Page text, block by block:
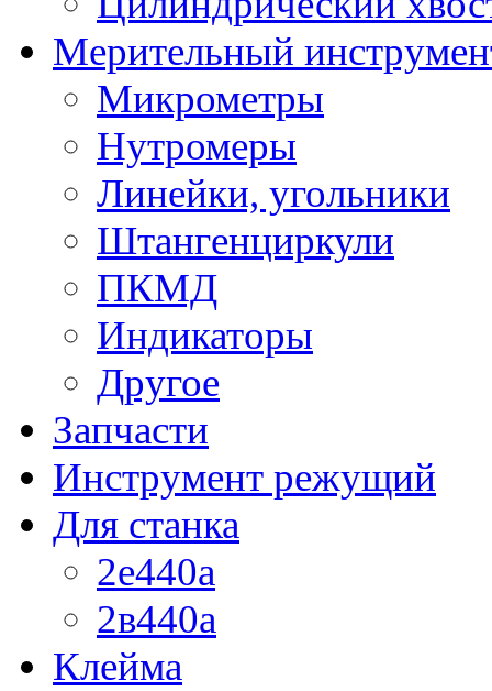
Мерительный
Микрометры
Нутромеры
Линейки, угольники
Штангенциркули
ПКМД
Индикаторы
Другое
Запчасти
Инструмент режущий
Для станка
2е440а
2в440а
Клейма